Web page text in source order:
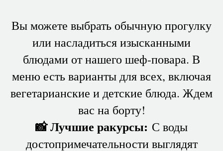
Вы можете выбрать обычную прогулку
или насладиться изысканными
блюдами от нашего шеф-повара. В
меню есть варианты для всех, включая
вегетарианские и детские блюда. Ждем
вас на борту!
📸 Лучшие ракурсы: С воды
достопримечательности выглядят